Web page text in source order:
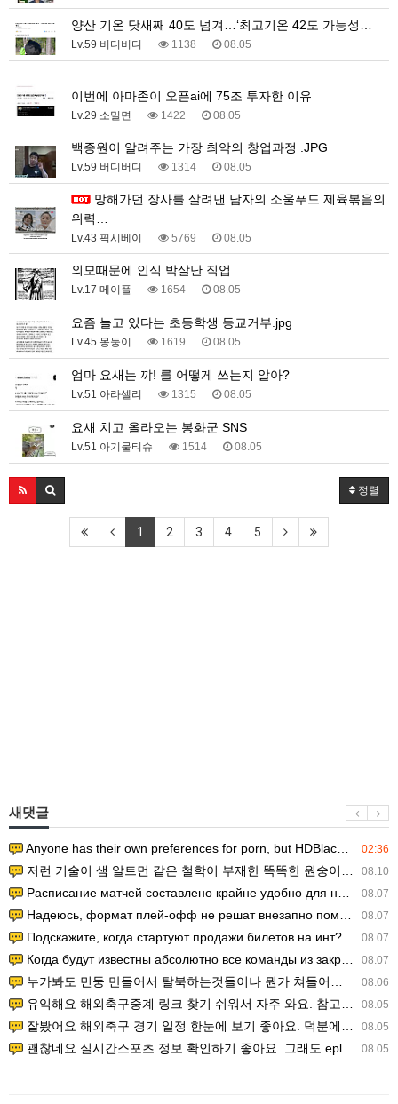
양산 기온 닷새째 40도 넘겨…‘최고기온 42도 가능성…
Lv.59 버디버디 1138 08.05
이번에 아마존이 오픈ai에 75조 투자한 이유
Lv.29 소밀면 1422 08.05
백종원이 알려주는 가장 최악의 창업과정 .JPG
Lv.59 버디버디 1314 08.05
위력…
Lv.43 픽시베이 5769 08.05
외모때문에 인식 박살난 직업
Lv.17 메이플 1654 08.05
요즘 늘고 있다는 초등학생 등교거부.jpg
Lv.45 몽둥이 1619 08.05
엄마 요새는 꺄! 를 어떻게 쓰는지 알아?
Lv.51 아라셀리 1315 08.05
요새 치고 올라오는 봉화군 SNS
Lv.51 아기물티슈 1514 08.05
정렬
1 2 3 4 5
새댓글
02:36
Anyone has their own preferences for porn, but HDBlackAss ha…
08.10
저런 기술이 샘 알트먼 같은 철학이 부재한 똑똑한 원숭이에게 있다는게 문제.
08.07
Расписание матчей составлено крайне удобно для нашего часово…
08.07
Надеюсь, формат плей-офф не решат внезапно поменять. https:/…
08.07
Подскажите, когда стартуют продажи билетов на инт? https://g…
08.07
Когда будут известны абсолютно все команды из закрытых квали…
08.06
누가봐도 민둥 만들어서 탈북하는것들이나 뭔가 쳐들어오는 낌새를 미리 알아차리기 위함이지 저걸 전쟁준비라고 하…
08.05
유익해요 해외축구중계 링크 찾기 쉬워서 자주 와요. 참고로 무료스포츠중계 정보 확인할 때 출처 꼭 체크해요.…
08.05
잘봤어요 해외축구 경기 일정 한눈에 보기 좋아요. 덕분에 epl중계 볼 때 공식 중계 채널 먼저 찾아봐요. …
08.05
괜찮네요 실시간스포츠 정보 확인하기 좋아요. 그래도 epl중계 볼 때 공식 중계 채널 먼저 찾아봐요. 북마크…